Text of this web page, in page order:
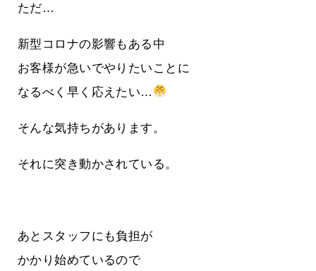
ただ…
新型コロナの影響もある中
お客様が急いでやりたいことに
なるべく早く応えたい…
そんな気持ちがあります。
それに突き動かされている。
あとスタッフにも負担が
かかり始めているので